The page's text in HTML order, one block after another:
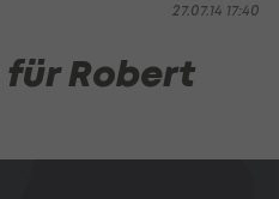
27.07.14 17:40
für Robert